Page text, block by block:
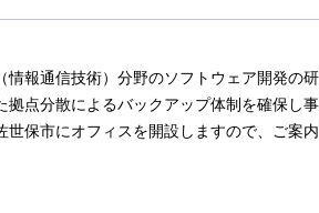
報通信技術）分野のソフトウェア開発の
拠点分散によるバックアップ体制を確保し
保市にオフィスを開設しますので、ご案内